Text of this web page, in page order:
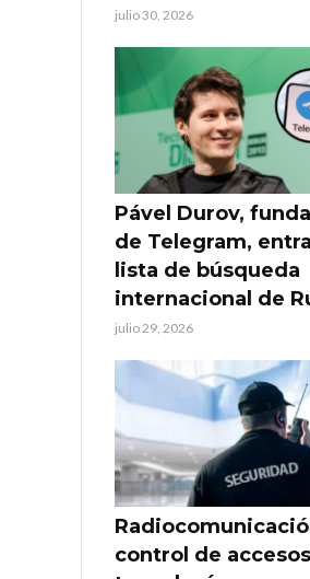
julio 30, 2026
Pável Durov,
de Telegram,
lista de búsqueda
internacional de
julio 29, 2026
control de